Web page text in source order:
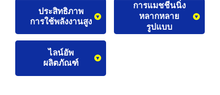
ประสิทธิภาพ
การใช้พลังงานสูง
การแมชชีนนิ่ง
หลากหลาย
รูปแบบ
ไลน์อัพ
ผลิตภัณฑ์